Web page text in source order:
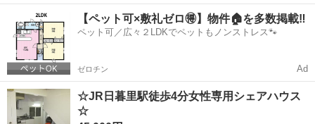
シェアハウスをオープンしました。 内装はフルリノベーションしたお
部屋です。 （※※単身者専用物件、お二人以上の入居不可※※） ☆新
生活応援！...
三河島駅 シェアハウス 徒歩
【ペット可×敷礼ゼロ🉐】物件🏠を多数掲載‼️
ペット可／広々２LDKでペットもノンストレス🐾
ゼロチン Ad
☆JR日暮里駅徒歩4分女性専用シェアハウス
☆